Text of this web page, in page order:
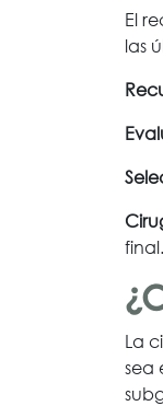
El
las
final.
La
sea